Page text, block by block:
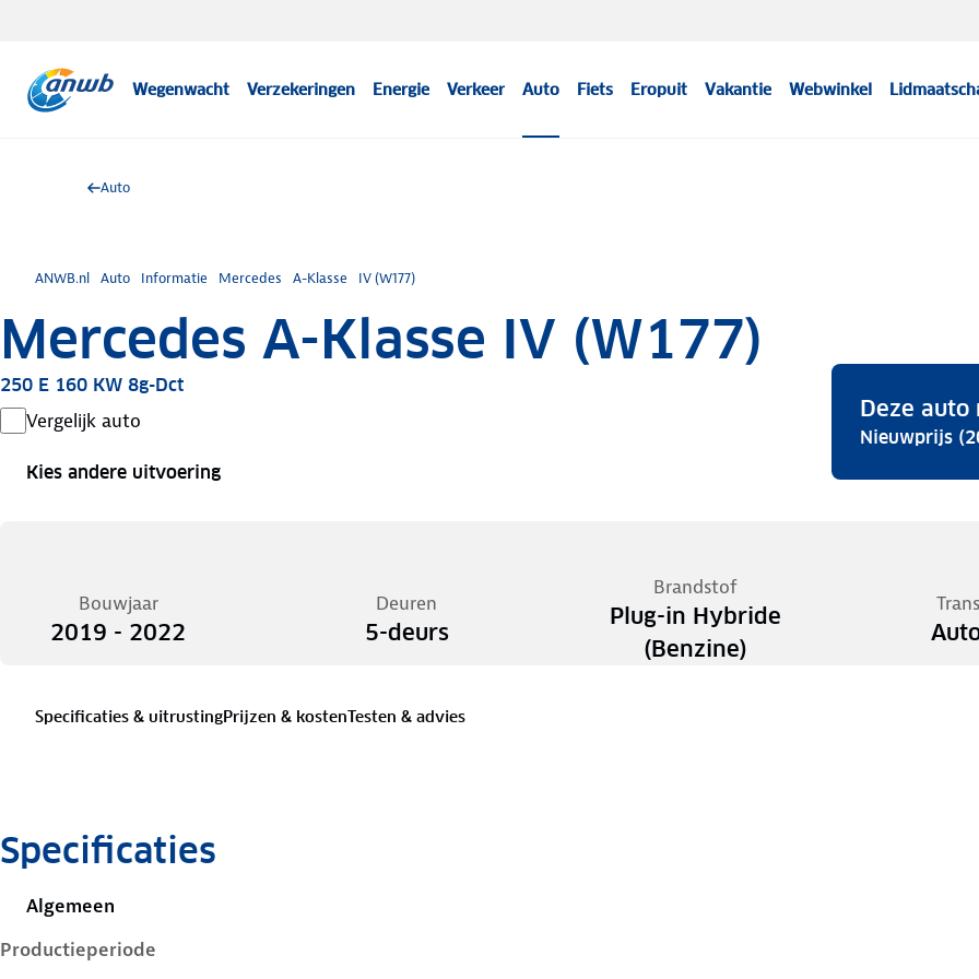
Wegenwacht Verzekeringen Energie Verkeer Auto Fiets Eropuit Vakantie Webwinkel
Auto
ANWB.nl Auto Informatie Mercedes A-Klasse IV (W177)
Mercedes A-Klasse IV (W177)
250 E 160 KW 8g-Dct
Vergelijk auto
Kies andere uitvoering
Deze auto
Nieuwprijs
Bouwjaar
2019 - 2022
Deuren
5-deurs
Brandstof
Plug-in Hybride
(Benzine)
Specificaties & uitrustingPrijzen & kostenTesten & advies
Specificaties
Algemeen
Productieperiode